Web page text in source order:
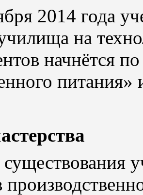
2014 года
на
начнётся
питания»